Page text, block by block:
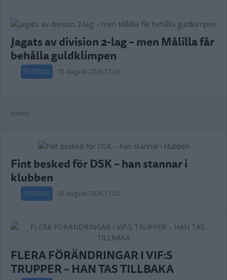
Jagats av division 2-lag – men Målilla får
behålla guldklimpen
FOTBOLL 05 augusti 2026 12.56
Annons:
Fint besked för DSK – han stannar i
klubben
FOTBOLL 05 augusti 2026 11.52
FLERA FÖRÄNDRINGAR I VIF:S
TRUPPER – HAN TAS TILLBAKA